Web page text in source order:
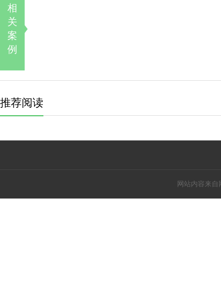
相
关
案
例
推荐阅读
网站内容来